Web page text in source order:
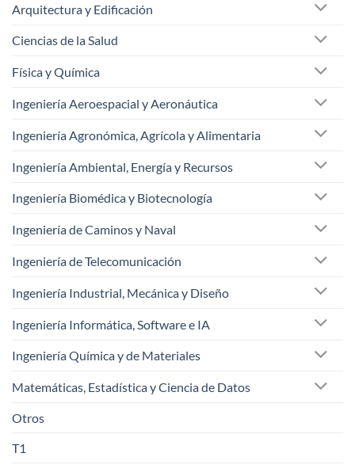
Arquitectura y Edificación
Ciencias de la Salud
Física y Química
Ingeniería Aeroespacial y Aeronáutica
Ingeniería Agronómica, Agrícola y Alimentaria
Ingeniería Ambiental, Energía y Recursos
Ingeniería Biomédica y Biotecnología
Ingeniería de Caminos y Naval
Ingeniería de Telecomunicación
Ingeniería Industrial, Mecánica y Diseño
Ingeniería Informática, Software e IA
Ingeniería Química y de Materiales
Matemáticas, Estadística y Ciencia de Datos
Otros
T1